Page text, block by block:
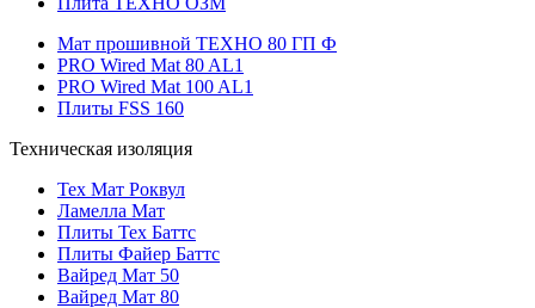
Мат прошивной ТЕХНО 80 ГП Ф
PRO Wired Mat 80 AL1
PRO Wired Mat 100 AL1
Плиты FSS 160
Техническая изоляция
Тех Мат Роквул
Ламелла Мат
Плиты Тех Баттс
Плиты Файер Баттс
Вайред Мат 50
Вайред Мат 80